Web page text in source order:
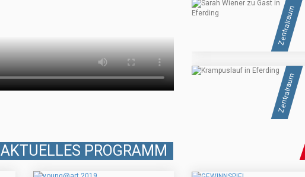
Zentralraum
Zentralraum
AKTUELLES PROGRAMM